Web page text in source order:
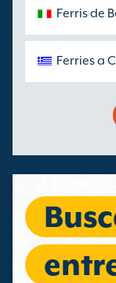
Ferris de
Ferries a